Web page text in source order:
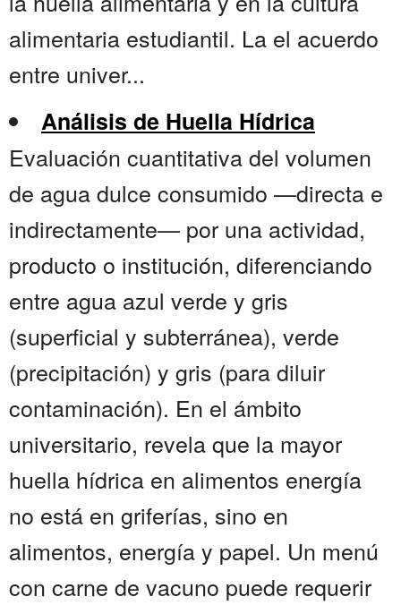
alimentaria estudiantil. La el acuerdo
entre univer...
Análisis de Huella Hídrica
Evaluación cuantitativa del volumen
de agua dulce consumido —directa e
indirectamente— por una actividad,
producto o institución, diferenciando
entre agua azul verde y gris
(superficial y subterránea), verde
(precipitación) y gris (para diluir
contaminación). En el ámbito
universitario, revela que la mayor
huella hídrica en alimentos energía
no está en griferías, sino en
alimentos, energía y papel. Un menú
con carne de vacuno puede requerir